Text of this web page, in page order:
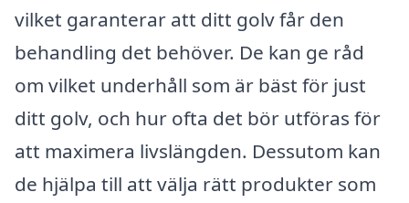
vilket garanterar att ditt golv får den
behandling det behöver. De kan ge råd
om vilket underhåll som är bäst för just
ditt golv, och hur ofta det bör utföras för
att maximera livslängden. Dessutom kan
de hjälpa till att välja rätt produkter som